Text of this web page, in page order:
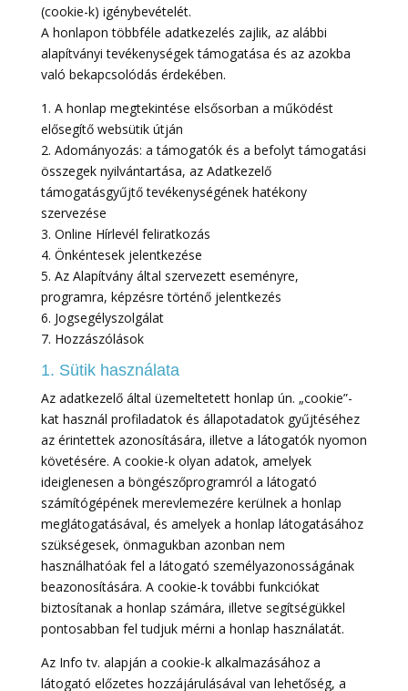
(cookie-k) igénybevételét.
A honlapon többféle adatkezelés zajlik, az alábbi
alapítványi tevékenységek támogatása és az azokba
való bekapcsolódás érdekében.
1. A honlap megtekintése elsősorban a működést
elősegítő websütik útján
2. Adományozás: a támogatók és a befolyt támogatási
összegek nyilvántartása, az Adatkezelő
támogatásgyűjtő tevékenységének hatékony
szervezése
3. Online Hírlevél feliratkozás
4. Önkéntesek jelentkezése
5. Az Alapítvány által szervezett eseményre,
programra, képzésre történő jelentkezés
6. Jogsegélyszolgálat
7. Hozzászólások
1. Sütik használata
Az adatkezelő által üzemeltetett honlap ún. „cookie”-
kat használ profiladatok és állapotadatok gyűjtéséhez
az érintettek azonosítására, illetve a látogatók nyomon
követésére. A cookie-k olyan adatok, amelyek
ideiglenesen a böngészőprogramról a látogató
számítógépének merevlemezére kerülnek a honlap
meglátogatásával, és amelyek a honlap látogatásához
szükségesek, önmagukban azonban nem
használhatóak fel a látogató személyazonosságának
beazonosítására. A cookie-k további funkciókat
biztosítanak a honlap számára, illetve segítségükkel
pontosabban fel tudjuk mérni a honlap használatát.
Az Info tv. alapján a cookie-k alkalmazásához a
látogató előzetes hozzájárulásával van lehetőség, a